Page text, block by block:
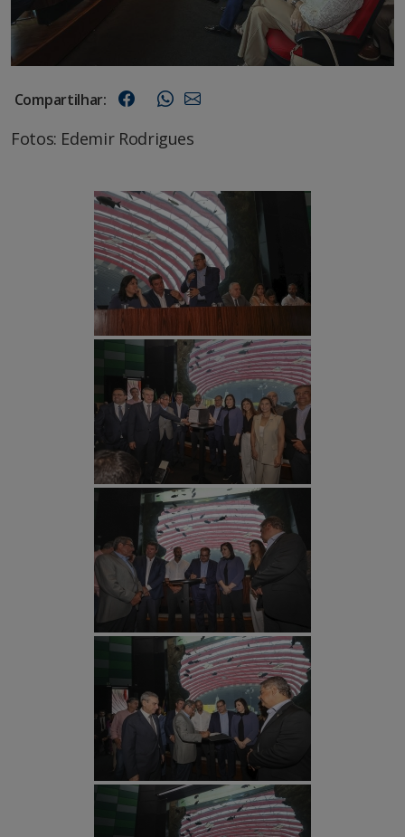
Compartilhar:
Fotos: Edemir Rodrigues